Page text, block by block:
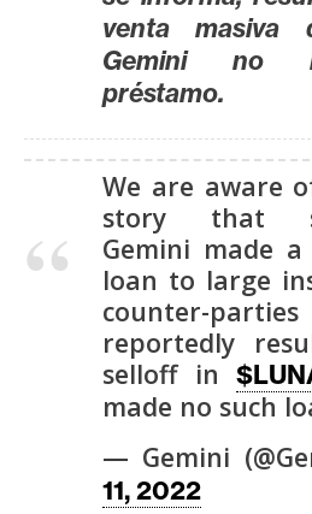
venta masiva
Gemini no
préstamo.
We are aware
story that
Gemini made a
loan to large
counter-
reportedly
selloff in
made no such
— Gemini
11, 2022